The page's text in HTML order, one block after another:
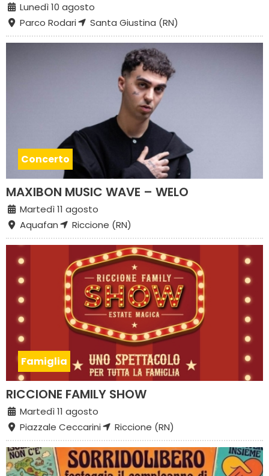
Lunedì 10 agosto
Parco Rodari
Santa Giustina (RN)
Concerto
MAXIBON MUSIC WAVE – WELO
Martedì 11 agosto
Aquafan
Riccione (RN)
Famiglia
RICCIONE FAMILY SHOW
Martedì 11 agosto
Piazzale Ceccarini
Riccione (RN)